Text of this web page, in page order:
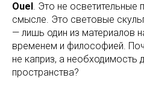
Ouel. Это не осветительные
смысле. Это световые
— лишь один из материалов
временем и философией.
не каприз, а необходимость
пространства?